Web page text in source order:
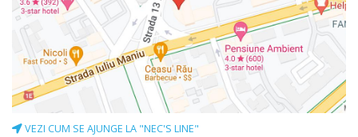
VEZI CUM SE AJUNGE LA "NEC'S LINE"